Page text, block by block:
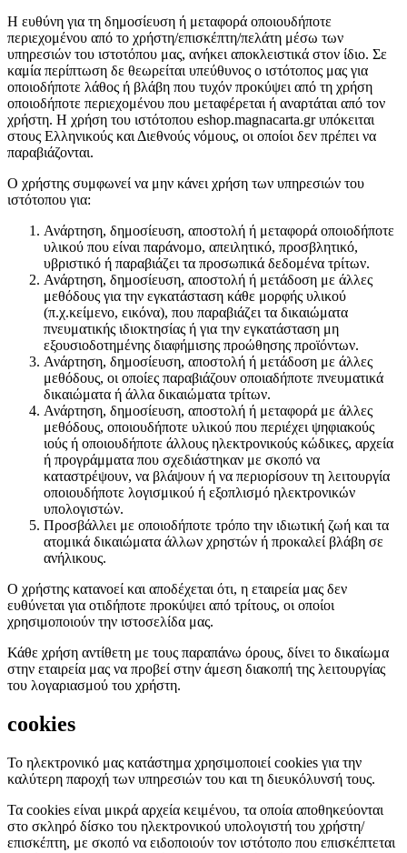
Η ευθύνη για τη δημοσίευση ή μεταφορά οποιουδήποτε
περιεχομένου από το χρήστη/επισκέπτη/πελάτη μέσω των
υπηρεσιών του ιστοτόπου μας, ανήκει αποκλειστικά στον ίδιο. Σε
καμία περίπτωση δε θεωρείται υπεύθυνος ο ιστότοπος μας για
οποιοδήποτε λάθος ή βλάβη που τυχόν προκύψει από τη χρήση
οποιοδήποτε περιεχομένου που μεταφέρεται ή αναρτάται από τον
χρήστη. Η χρήση του ιστότοπου eshop.magnacarta.gr υπόκειται
στους Ελληνικούς και Διεθνούς νόμους, οι οποίοι δεν πρέπει να
παραβιάζονται.
Ο χρήστης συμφωνεί να μην κάνει χρήση των υπηρεσιών του
ιστότοπου για:
Ανάρτηση, δημοσίευση, αποστολή ή μεταφορά οποιοδήποτε
υλικού που είναι παράνομο, απειλητικό, προσβλητικό,
υβριστικό ή παραβιάζει τα προσωπικά δεδομένα τρίτων.
Ανάρτηση, δημοσίευση, αποστολή ή μετάδοση με άλλες
μεθόδους για την εγκατάσταση κάθε μορφής υλικού
(π.χ.κείμενο, εικόνα), που παραβιάζει τα δικαιώματα
πνευματικής ιδιοκτησίας ή για την εγκατάσταση μη
εξουσιοδοτημένης διαφήμισης προώθησης προϊόντων.
Ανάρτηση, δημοσίευση, αποστολή ή μετάδοση με άλλες
μεθόδους, οι οποίες παραβιάζουν οποιαδήποτε πνευματικά
δικαιώματα ή άλλα δικαιώματα τρίτων.
Ανάρτηση, δημοσίευση, αποστολή ή μεταφορά με άλλες
μεθόδους, οποιουδήποτε υλικού που περιέχει ψηφιακούς
ιούς ή οποιουδήποτε άλλους ηλεκτρονικούς κώδικες, αρχεία
ή προγράμματα που σχεδιάστηκαν με σκοπό να
καταστρέψουν, να βλάψουν ή να περιορίσουν τη λειτουργία
οποιουδήποτε λογισμικού ή εξοπλισμό ηλεκτρονικών
υπολογιστών.
Προσβάλλει με οποιοδήποτε τρόπο την ιδιωτική ζωή και τα
ατομικά δικαιώματα άλλων χρηστών ή προκαλεί βλάβη σε
ανήλικους.
Ο χρήστης κατανοεί και αποδέχεται ότι, η εταιρεία μας δεν
ευθύνεται για οτιδήποτε προκύψει από τρίτους, οι οποίοι
χρησιμοποιούν την ιστοσελίδα μας.
Κάθε χρήση αντίθετη με τους παραπάνω όρους, δίνει το δικαίωμα
στην εταιρεία μας να προβεί στην άμεση διακοπή της λειτουργίας
του λογαριασμού του χρήστη.
cookies
Το ηλεκτρονικό μας κατάστημα χρησιμοποιεί cookies για την
καλύτερη παροχή των υπηρεσιών του και τη διευκόλυνσή τους.
Τα cookies είναι μικρά αρχεία κειμένου, τα οποία αποθηκεύονται
στο σκληρό δίσκο του ηλεκτρονικού υπολογιστή του χρήστη/
επισκέπτη, με σκοπό να ειδοποιούν τον ιστότοπο που επισκέπτεται